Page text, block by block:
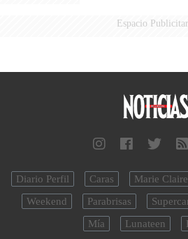
Espacio
Diario Perfil Caras Marie Claire
Weekend
Parabrisas
Mía
Lunateen